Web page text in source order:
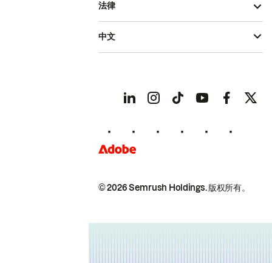
© 2026 Semrush Holdings.版权所有。
法律
中文